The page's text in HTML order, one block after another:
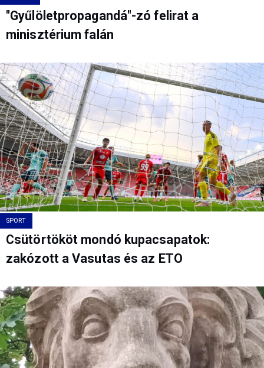
"Gyűlöletpropagandá"-zó felirat a
minisztérium falán
SPORT
Csütörtököt mondó kupacsapatok:
zakózott a Vasutas és az ETO